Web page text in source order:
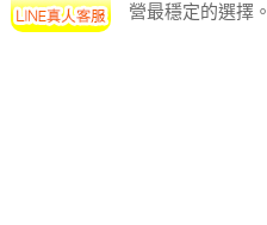
營最穩定的選擇。